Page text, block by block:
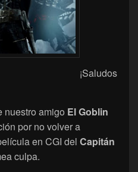
¡Saludos
nuestro amigo El Goblin
por no volver a
en CGI del Capitán
culpa.